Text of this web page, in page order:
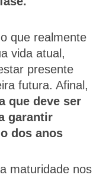
que realmente
vida atual,
presente
futura. Afinal,
que deve ser
garantir
dos anos
maturidade nos